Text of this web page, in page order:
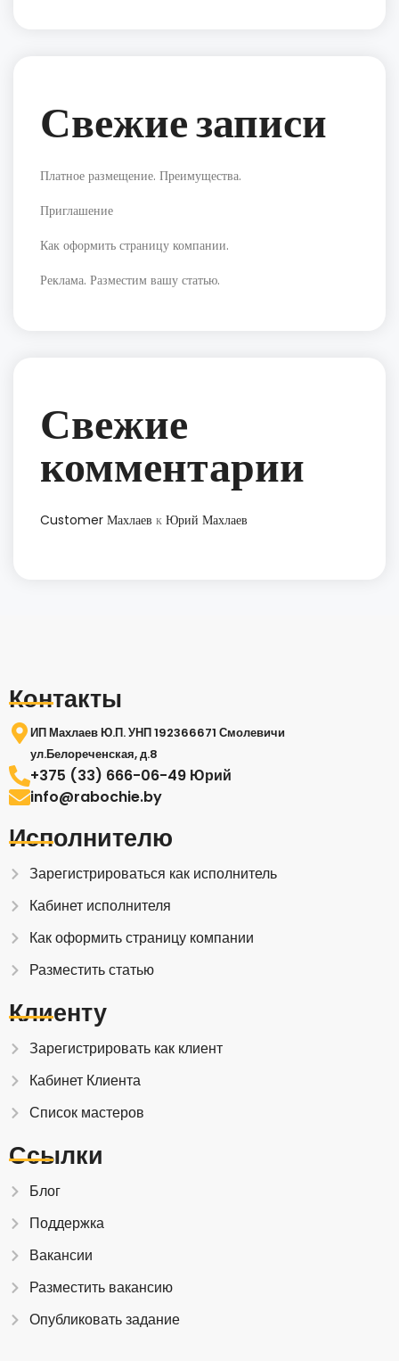
Свежие записи
Платное размещение. Преимущества.
Приглашение
Как оформить страницу компании.
Реклама. Разместим вашу статью.
Свежие
комментарии
Customer Махлаев к Юрий Махлаев
Контакты
ИП Махлаев Ю.П. УНП 192366671 Смолевичи
ул.Белореченская, д.8
+375 (33) 666-06-49 Юрий
info@rabochie.by
Исполнителю
Зарегистрироваться как исполнитель
Кабинет исполнителя
Как оформить страницу компании
Разместить статью
Клиенту
Зарегистрировать как клиент
Кабинет Клиента
Список мастеров
Ссылки
Блог
Поддержка
Вакансии
Разместить вакансию
Опубликовать задание